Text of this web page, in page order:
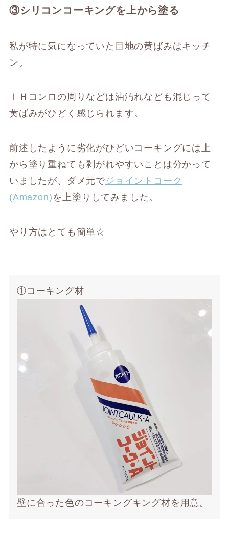
③シリコンコーキングを上から塗る
私が特に気になっていた目地の黄ばみはキッチ
ン。
ＩＨコンロの周りなどは油汚れなども混じって
黄ばみがひどく感じられます。
前述したように劣化がひどいコーキングには上
から塗り重ねても剥がれやすいことは分かって
いましたが、ダメ元でジョイントコーク
(Amazon) を上塗りしてみました。
やり方はとても簡単☆
①コーキング材
壁に合った色のコーキングキング材を用意。